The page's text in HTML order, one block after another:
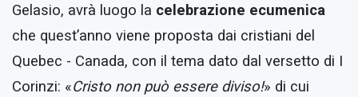
Gelasio, avrà luogo la celebrazione ecumenica
che quest’anno viene proposta dai cristiani del
Quebec - Canada, con il tema dato dal versetto di I
Corinzi: «Cristo non può essere diviso!» di cui